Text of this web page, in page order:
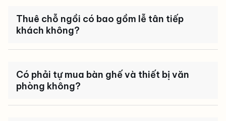
Thuê chỗ ngồi có bao gồm lễ tân tiếp
khách không?
Có phải tự mua bàn ghế và thiết bị văn
phòng không?